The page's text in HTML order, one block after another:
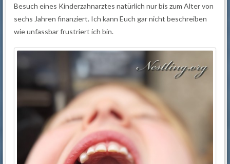
Besuch eines Kinderzahnarztes natürlich nur bis zum Alter von
sechs Jahren finanziert. Ich kann Euch gar nicht beschreiben
wie unfassbar frustriert ich bin.